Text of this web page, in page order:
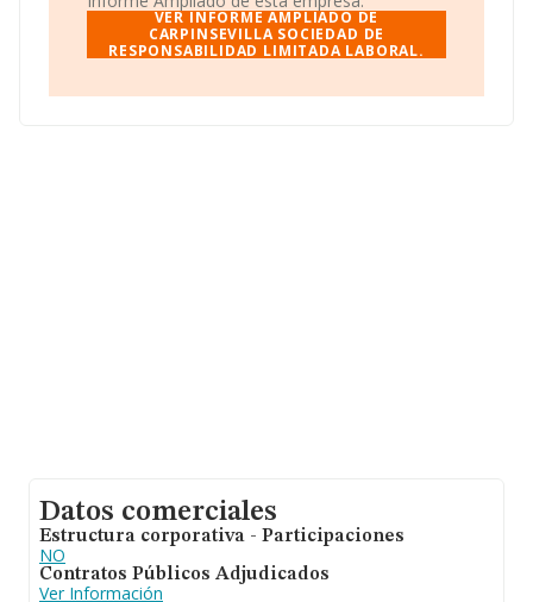
compañías asciende a los 488 mil euros. En relación con
la información de la provincia de Sevilla, en la base de
datos de INFORMA aparecen 697 empresas, con ventas
ampliar la información relativa al ámbito de la empresa,
VER INFORME AMPLIADO DE
CARPINSEVILLA SOCIEDAD DE
RESPONSABILIDAD LIMITADA LABORAL.
Datos comerciales
Estructura corporativa - Participaciones
NO
Contratos Públicos Adjudicados
Ver Información